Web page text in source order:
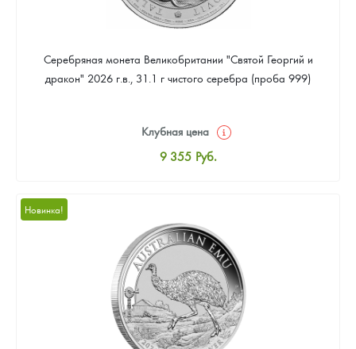
Серебряная монета Великобритании "Святой Георгий и
дракон" 2026 г.в., 31.1 г чистого серебра (проба 999)
Клубная цена
9 355 Руб.
Цена выкупа
Звоните
Новинка!